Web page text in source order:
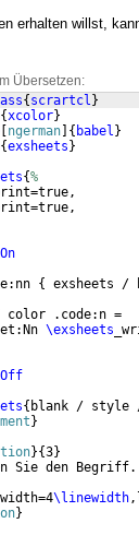
erhalten willst,
Übersetzen:
{ scrartcl }
{xcolor}
ngerman { babel }
{exsheets }
{%
{ exsheets /
color .code:n =
\exsheets
{ blank / style
}
}{3}
Sie den Begriff.
width=4\linewidth
}